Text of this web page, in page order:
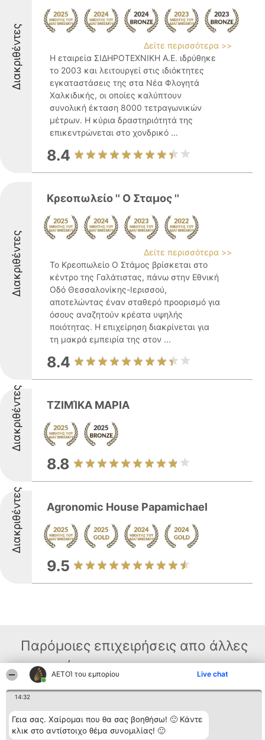
ΑΕΤΟΊ του εμπορίου Live chat
14:32
Γεια σας. Χαίρομαι που θα σας βοηθήσω! 🙂 Κάντε
κλικ στο αντίστοιχο θέμα συνομιλίας! 🙂
Διακριθέντες
Δείτε περισσότερα >>
Η εταιρεία ΣΙΔΗΡΟΤΕΧΝΙΚΗ Α.Ε. ιδρύθηκε
το 2003 και λειτουργεί στις ιδιόκτητες
εγκαταστάσεις της στα Νέα Φλογητά
Χαλκιδικής, οι οποίες καλύπτουν
συνολική έκταση 8000 τετραγωνικών
μέτρων. Η κύρια δραστηριότητά της
επικεντρώνεται στο χονδρικό ...
8.4
Διακριθέντες
Κρεοπωλείο '' Ο Σταμος ''
Δείτε περισσότερα >>
Το Κρεοπωλείο Ο Στάμος βρίσκεται στο
κέντρο της Γαλάτιστας, πάνω στην Εθνική
Οδό Θεσσαλονίκης-Ιερισσού,
αποτελώντας έναν σταθερό προορισμό για
όσους αναζητούν κρέατα υψηλής
ποιότητας. Η επιχείρηση διακρίνεται για
τη μακρά εμπειρία της στον ...
8.4
Διακριθέντες ΤΖΙΜΊΚΑ ΜΑΡΙΑ
8.8
Διακριθέντες Agronomic House Papamichael
9.5
Παρόμοιες επιχειρήσεις απο άλλες
περιοχές
κατάταξης
BEAUTIFUL COMPANY
Μονοπρόσωπη ΙΚΕ
Λίστα όλων
των
Επικοινωνία